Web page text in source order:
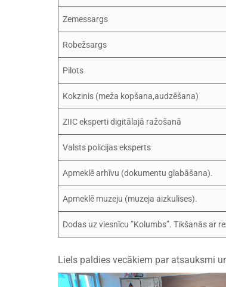
Zemessargs
Robežsargs
Pilots
Kokzinis (meža kopšana,audzēšana)
ZIIC eksperti digitālajā ražošanā
Valsts policijas eksperts
Apmeklē arhīvu (dokumentu glabāšana).
Apmeklē muzeju (muzeja aizkulises).
Dodas uz viesnīcu ”Kolumbs”. Tikšanās ar
Liels paldies vecākiem par atsauksmi